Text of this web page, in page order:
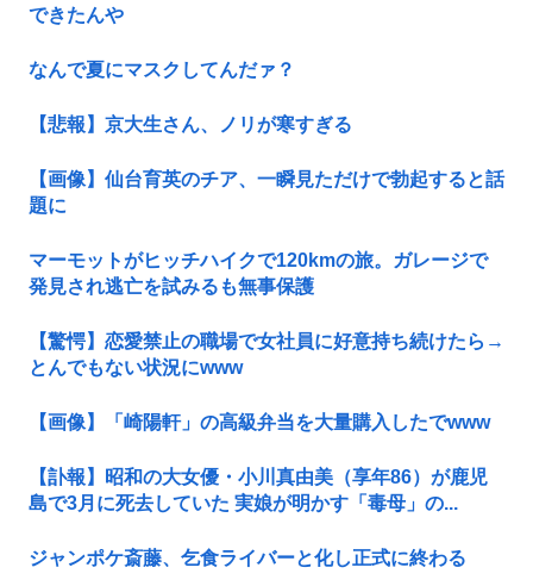
できたんや
なんで夏にマスクしてんだァ？
【悲報】京大生さん、ノリが寒すぎる
【画像】仙台育英のチア、一瞬見ただけで勃起すると話
題に
マーモットがヒッチハイクで120kmの旅。ガレージで
発見され逃亡を試みるも無事保護
【驚愕】恋愛禁止の職場で女社員に好意持ち続けたら→
とんでもない状況にwww
【画像】「崎陽軒」の高級弁当を大量購入したでwww
【訃報】昭和の大女優・小川真由美（享年86）が鹿児
島で3月に死去していた 実娘が明かす「毒母」の...
ジャンポケ斎藤、乞食ライバーと化し正式に終わる